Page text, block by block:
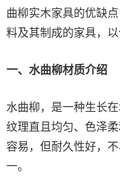
曲柳实木家具的优缺
料及其制成的家具，
一、水曲柳材质介绍
水曲柳，是一种生长
纹理直且均匀、色泽
容易，但耐久性好，
一。